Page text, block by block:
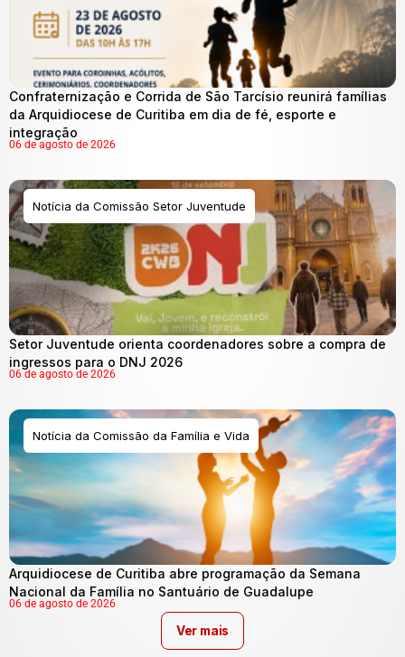
Confraternização e Corrida de São Tarcísio reunirá famílias
da Arquidiocese de Curitiba em dia de fé, esporte e
integração
06 de agosto de 2026
Notícia da Comissão Setor Juventude
Setor Juventude orienta coordenadores sobre a compra de
ingressos para o DNJ 2026
06 de agosto de 2026
Notícia da Comissão da Família e Vida
Arquidiocese de Curitiba abre programação da Semana
Nacional da Família no Santuário de Guadalupe
06 de agosto de 2026
Ver mais